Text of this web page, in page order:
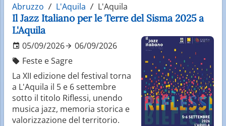
Abruzzo L'Aquila L'Aquila
Il Jazz Italiano per le Terre del Sisma 2025 a
L'Aquila
05/09/2026
06/09/2026
Feste e Sagre
La XII edizione del festival torna
a L'Aquila il 5 e 6 settembre
sotto il titolo Riflessi, unendo
musica jazz, memoria storica e
valorizzazione del territorio.